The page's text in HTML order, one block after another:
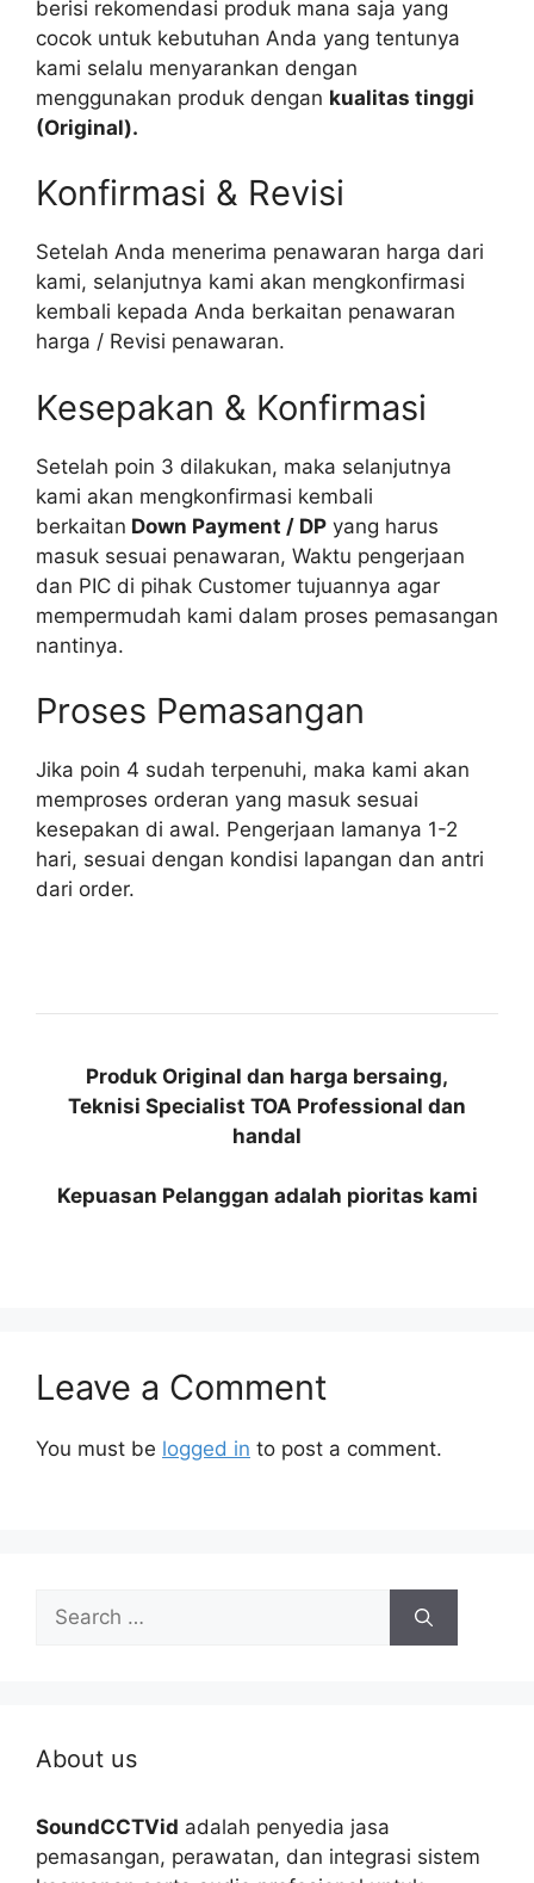
berisi rekomendasi produk mana saja yang
cocok untuk kebutuhan Anda yang tentunya
kami selalu menyarankan dengan
menggunakan produk dengan kualitas tinggi
(Original).
Konfirmasi & Revisi
Setelah Anda menerima penawaran harga dari
kami, selanjutnya kami akan mengkonfirmasi
kembali kepada Anda berkaitan penawaran
harga / Revisi penawaran.
Kesepakan & Konfirmasi
Setelah poin 3 dilakukan, maka selanjutnya
kami akan mengkonfirmasi kembali
berkaitan Down Payment / DP yang harus
masuk sesuai penawaran, Waktu pengerjaan
dan PIC di pihak Customer tujuannya agar
mempermudah kami dalam proses pemasangan
nantinya.
Proses Pemasangan
Jika poin 4 sudah terpenuhi, maka kami akan
memproses orderan yang masuk sesuai
kesepakan di awal. Pengerjaan lamanya 1-2
hari, sesuai dengan kondisi lapangan dan antri
dari order.
Produk Original dan harga bersaing,
Teknisi Specialist TOA Professional dan
handal
Kepuasan Pelanggan adalah pioritas kami
Leave a Comment
You must be logged in to post a comment.
Search
for:
About us
SoundCCTVid adalah penyedia jasa
pemasangan, perawatan, dan integrasi sistem